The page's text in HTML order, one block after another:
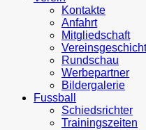
Kontakte
Anfahrt
Mitgliedschaft
Rundschau
Werbepartner
Bildergalerie
Fussball
Schiedsrichter
Trainingszeiten